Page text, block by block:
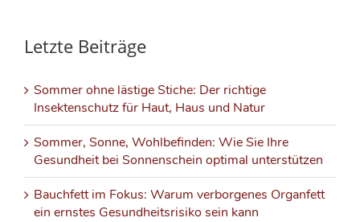
Letzte Beiträge
Sommer ohne lästige Stiche: Der richtige
Insektenschutz für Haut, Haus und Natur
Sommer, Sonne, Wohlbefinden: Wie Sie Ihre
Gesundheit bei Sonnenschein optimal unterstützen
Bauchfett im Fokus: Warum verborgenes Organfett
ein ernstes Gesundheitsrisiko sein kann